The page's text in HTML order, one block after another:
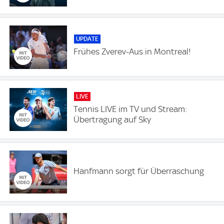
UPDATE
Frühes Zverev-Aus in Montreal!
LIVE
Tennis LIVE im TV und Stream:
Übertragung auf Sky
Hanfmann sorgt für Überraschung